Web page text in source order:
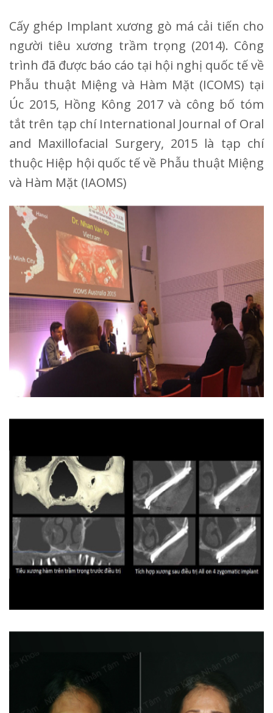
Cấy ghép Implant xương gò má cải tiến cho
người tiêu xương trầm trọng (2014). Công
trình đã được báo cáo tại hội nghị quốc tế về
Phẫu thuật Miệng và Hàm Mặt (ICOMS) tại
Úc 2015, Hồng Kông 2017 và công bố tóm
tắt trên tạp chí International Journal of Oral
and Maxillofacial Surgery, 2015 là tạp chí
thuộc Hiệp hội quốc tế về Phẫu thuật Miệng
và Hàm Mặt (IAOMS)